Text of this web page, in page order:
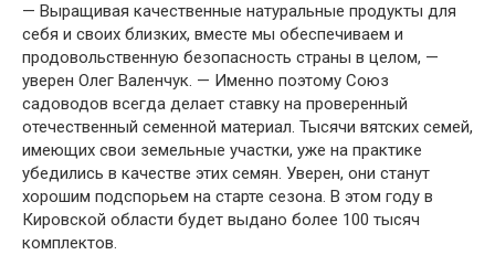
— Выращивая качественные натуральные продукты для
себя и своих близких, вместе мы обеспечиваем и
продовольственную безопасность страны в целом, —
уверен Олег Валенчук. — Именно поэтому Союз
садоводов всегда делает ставку на проверенный
отечественный семенной материал. Тысячи вятских семей,
имеющих свои земельные участки, уже на практике
убедились в качестве этих семян. Уверен, они станут
хорошим подспорьем на старте сезона. В этом году в
Кировской области будет выдано более 100 тысяч
комплектов.